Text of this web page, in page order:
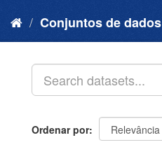
Conjuntos de dados
Ordenar por